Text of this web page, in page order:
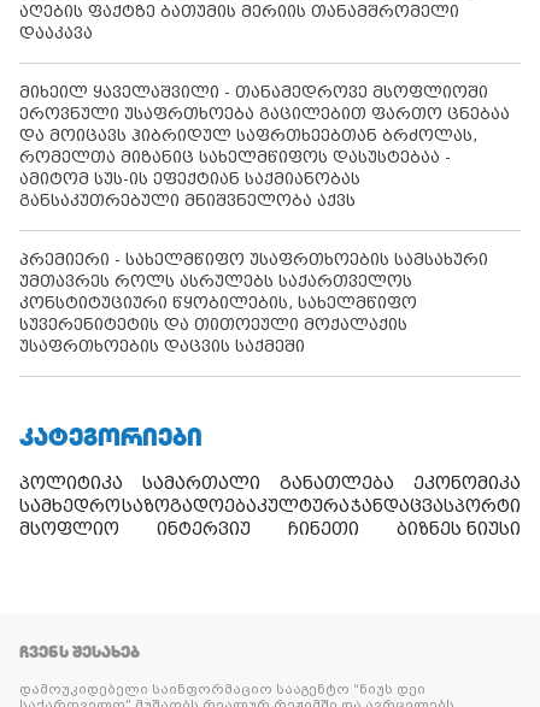
აღების ფაქტზე ბათუმის მერიის თანამშრომელი
დააკავა
მიხეილ ყაველაშვილი - თანამედროვე მსოფლიოში
ეროვნული უსაფრთხოება გაცილებით ფართო ცნებაა
და მოიცავს ჰიბრიდულ საფრთხეებთან ბრძოლას,
რომელთა მიზანიც სახელმწიფოს დასუსტებაა -
ამიტომ სუს-ის ეფექტიან საქმიანობას
განსაკუთრებული მნიშვნელობა აქვს
პრემიერი - სახელმწიფო უსაფრთხოების სამსახური
უმთავრეს როლს ასრულებს საქართველოს
კონსტიტუციური წყობილების, სახელმწიფო
სუვერენიტეტის და თითოეული მოქალაქის
უსაფრთხოების დაცვის საქმეში
ᲙᲐᲢᲔᲒᲝᲠᲘᲔᲑᲘ
პოლიტიკა სამართალი განათლება
ეკონომიკა
სამხედროსაზოგადოებაკულტურაჯანდაცვასპორტი
მსოფლიო
ინტერვიუ ჩინეთი ბიზნეს ნიუსი
ᲩᲕᲔᲜᲡ ᲨᲔᲡᲐᲮᲔᲑ
დამოუკიდებელი საინფორმაციო სააგენტო “ნიუს დეი